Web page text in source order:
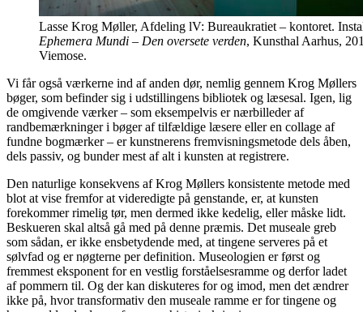
Lasse Krog Møller, Afdeling lV: Bureaukratiet – kontoret.
Ephemera Mundi – Den oversete verden, Kunsthal Aarhus,
Viemose.
Vi får også værkerne ind af anden dør, nemlig gennem Krog Møllers
bøger, som befinder sig i udstillingens bibliotek og læsesal. Igen, lig
de omgivende værker – som eksempelvis er nærbilleder af
randbemærkninger i bøger af tilfældige læsere eller en collage af
fundne bogmærker – er kunstnerens fremvisningsmetode dels åben,
dels passiv, og bunder mest af alt i kunsten at registrere.
Den naturlige konsekvens af Krog Møllers konsistente metode med
blot at vise fremfor at videredigte på genstande, er, at kunsten
forekommer rimelig tør, men dermed ikke kedelig, eller måske lidt.
Beskueren skal altså gå med på denne præmis. Det museale greb
som sådan, er ikke ensbetydende med, at tingene serveres på et
sølvfad og er nøgterne per definition. Museologien er først og
fremmest eksponent for en vestlig forståelsesramme og derfor ladet
af pommern til. Og der kan diskuteres for og imod, men det ændrer
ikke på, hvor transformativ den museale ramme er for tingene og